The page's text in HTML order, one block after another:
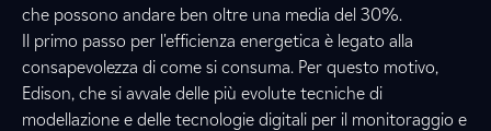
che possono andare ben oltre una media del 30%.
Il primo passo per l'efficienza energetica è legato alla
consapevolezza di come si consuma. Per questo motivo,
Edison, che si avvale delle più evolute tecniche di
modellazione e delle tecnologie digitali per il monitoraggio e